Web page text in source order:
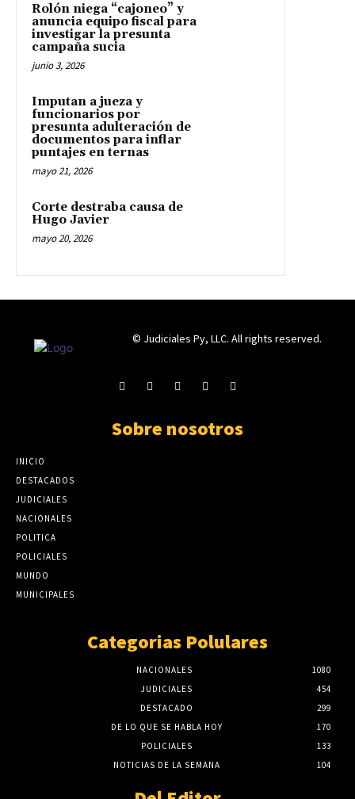
Rolón niega “cajoneo” y
anuncia equipo fiscal para
investigar la presunta
campaña sucia
junio 3, 2026
Imputan a jueza y
funcionarios por
presunta adulteración de
documentos para inflar
puntajes en ternas
mayo 21, 2026
Corte destraba causa de
Hugo Javier
mayo 20, 2026
© Judiciales Py, LLC. All rights reserved.
Sobre nosotros
INICIO
DESTACADOS
JUDICIALES
NACIONALES
POLITICA
POLICIALES
MUNDO
MUNICIPALES
Categorias Polulares
NACIONALES
1080
JUDICIALES
454
DESTACADO
299
DE LO QUE SE HABLA HOY
170
POLICIALES
133
NOTICIAS DE LA SEMANA
104